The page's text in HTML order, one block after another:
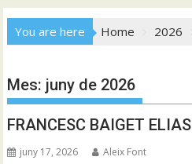
You are here Home 2026
Mes: juny de 2026
FRANCESC BAIGET ELIAS
juny 17, 2026 Aleix Font